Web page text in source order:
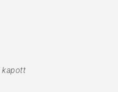
kapott